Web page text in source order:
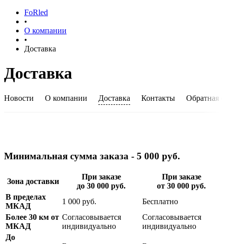
FoRled
•
О компании
•
Доставка
Доставка
Новости О компании Доставка Контакты Обратная
Минимальная сумма заказа - 5 000 руб.
Зона доставки
При заказе
до 30 000 руб.
При заказе
от 30 000 руб.
В пределах
МКАД
1 000 руб.
Бесплатно
Более 30 км от
МКАД
Согласовывается
индивидуально
Согласовывается
индивидуально
До